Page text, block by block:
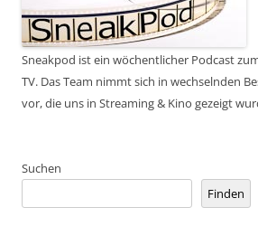
Sneakpod ist ein wöchentlicher Podcast
TV. Das Team nimmt sich in wechselnden
vor, die uns in Streaming & Kino gezeigt
Suchen
Finden